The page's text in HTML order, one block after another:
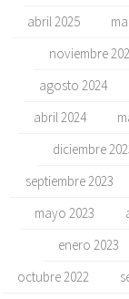
abril 2025
noviembre
agosto 2024
abril 2024
diciembre
septiembre 2023
mayo 2023
enero 2023
octubre 2022